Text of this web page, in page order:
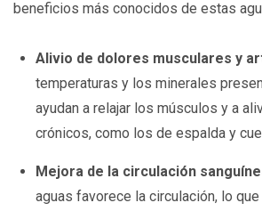
beneficios más conocidos de estas
Alivio de dolores musculares y
temperaturas y los minerales
ayudan a relajar los músculos y a
crónicos, como los de espalda y
Mejora de la circulación
aguas favorece la circulación, lo